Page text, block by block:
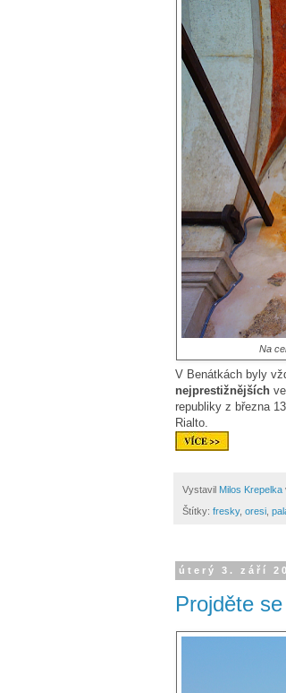
Na
V Benátkách byly
nejprestižnějšíchve
republiky z března
Rialto.
Vystavil Milos Krepelka
Štítky: fresky, oresi,
úterý 3. září
Projděte